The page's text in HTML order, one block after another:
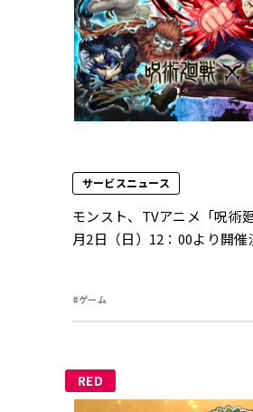
サービスニュース
モンスト、TVアニメ「呪術
月2日（日）12：00より開催
#ゲーム
RED